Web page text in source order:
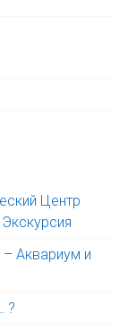
Центр
Аквариум и
?